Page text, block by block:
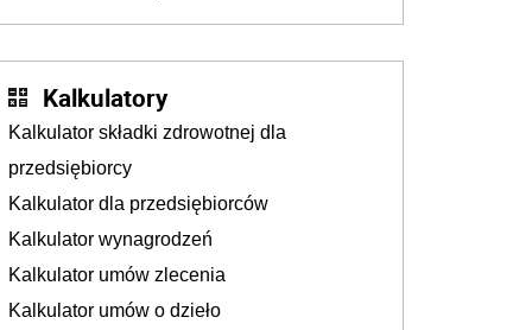
Kalkulatory
Kalkulator składki zdrowotnej dla
przedsiębiorcy
Kalkulator dla przedsiębiorców
Kalkulator wynagrodzeń
Kalkulator umów zlecenia
Kalkulator umów o dzieło